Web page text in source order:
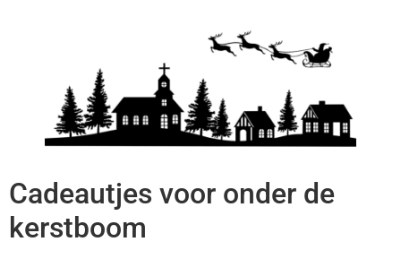
Cadeautjes voor onder de
kerstboom